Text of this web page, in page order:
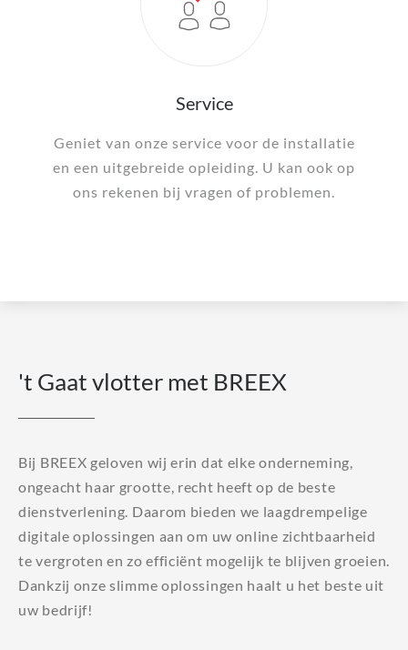
Service
Geniet van onze service voor de installatie
en een uitgebreide opleiding. U kan ook op
ons rekenen bij vragen of problemen.
't Gaat vlotter met BREEX
Bij BREEX geloven wij erin dat elke onderneming,
ongeacht haar grootte, recht heeft op de beste
dienstverlening. Daarom bieden we laagdrempelige
digitale oplossingen aan om uw online zichtbaarheid
te vergroten en zo efficiënt mogelijk te blijven groeien.
Dankzij onze slimme oplossingen haalt u het beste uit
uw bedrijf!